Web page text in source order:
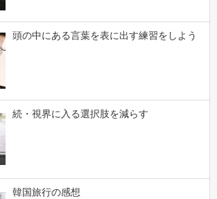
頭の中にある言葉を表に出す練習をしよう
続・視界に入る選択肢を減らす
韓国旅行の感想